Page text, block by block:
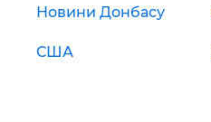
Новини Донбасу
США